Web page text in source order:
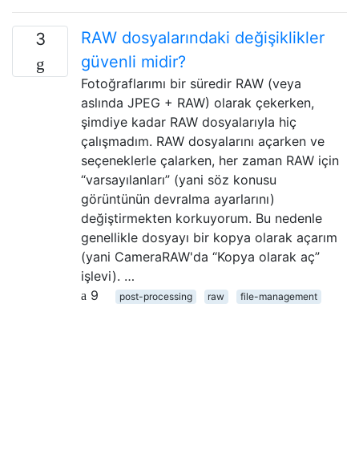
3
RAW dosyalarındaki değişiklikler
güvenli midir?
Fotoğraflarımı bir süredir RAW (veya
aslında JPEG + RAW) olarak çekerken,
şimdiye kadar RAW dosyalarıyla hiç
çalışmadım. RAW dosyalarını açarken ve
seçeneklerle çalarken, her zaman RAW için
“varsayılanları” (yani söz konusu
görüntünün devralma ayarlarını)
değiştirmekten korkuyorum. Bu nedenle
genellikle dosyayı bir kopya olarak açarım
(yani CameraRAW'da “Kopya olarak aç”
işlevi). …
9
post-processing raw file-management